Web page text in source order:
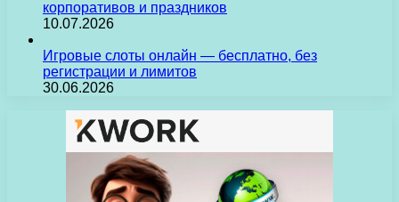
корпоративов и праздников
10.07.2026
Игровые слоты онлайн — бесплатно, без
регистрации и лимитов
30.06.2026